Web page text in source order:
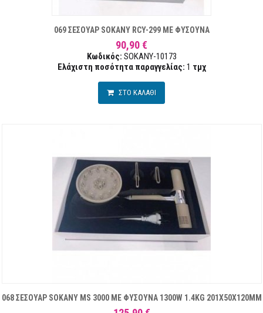
069 ΣΕΣΟΥΑΡ SOKANY RCY-299 ΜΕ ΦΥΣΟΥΝΑ
90,90 €
Κωδικός: SOKANY-10173
Ελάχιστη ποσότητα παραγγελίας: 1 τμχ
ΣΤΟ ΚΑΛΑΘΙ
068 ΣΕΣΟΥΑΡ SOKANY MS 3000 ΜΕ ΦΥΣΟΥΝΑ 1300W 1.4KG 201X50X120MM